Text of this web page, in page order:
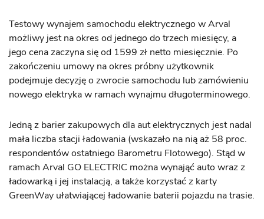
Testowy wynajem samochodu elektrycznego w Arval
możliwy jest na okres od jednego do trzech miesięcy, a
jego cena zaczyna się od 1599 zł netto miesięcznie. Po
zakończeniu umowy na okres próbny użytkownik
podejmuje decyzję o zwrocie samochodu lub zamówieniu
nowego elektryka w ramach wynajmu długoterminowego.
Jedną z barier zakupowych dla aut elektrycznych jest nadal
mała liczba stacji ładowania (wskazało na nią aż 58 proc.
respondentów ostatniego Barometru Flotowego). Stąd w
ramach Arval GO ELECTRIC można wynająć auto wraz z
ładowarką i jej instalacją, a także korzystać z karty
GreenWay ułatwiającej ładowanie baterii pojazdu na trasie.